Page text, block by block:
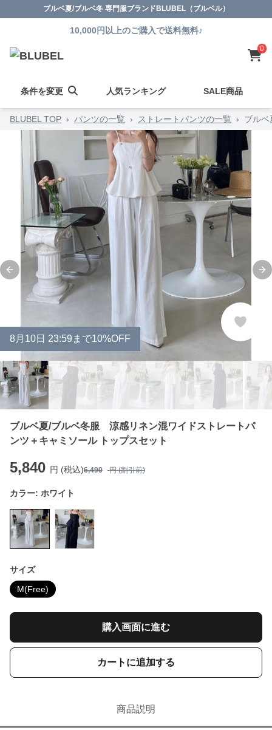
ブルベ夏/ブルベ冬 専門服ブランドBLUBEL（ブルベル）
10,000円以上のご購入で送料無料♪
0
条件を変更 人気ランキング SALE商品
BLUBEL TOP › パンツの一覧 › ストレートパンツの一覧 › ブル
Previous slide
8 月 10日 23:59まで10%OFF
ブルベ夏/ブルベ冬服 涼感リネン混ワイドストレートパ
ンツ＋キャミソール トップスセット
5,840 円 (税込)6,490 円 (割引前)
カラー: ホワイト
サイズ
M(Free)
購入画面に進む
カートに追加する
商品説明